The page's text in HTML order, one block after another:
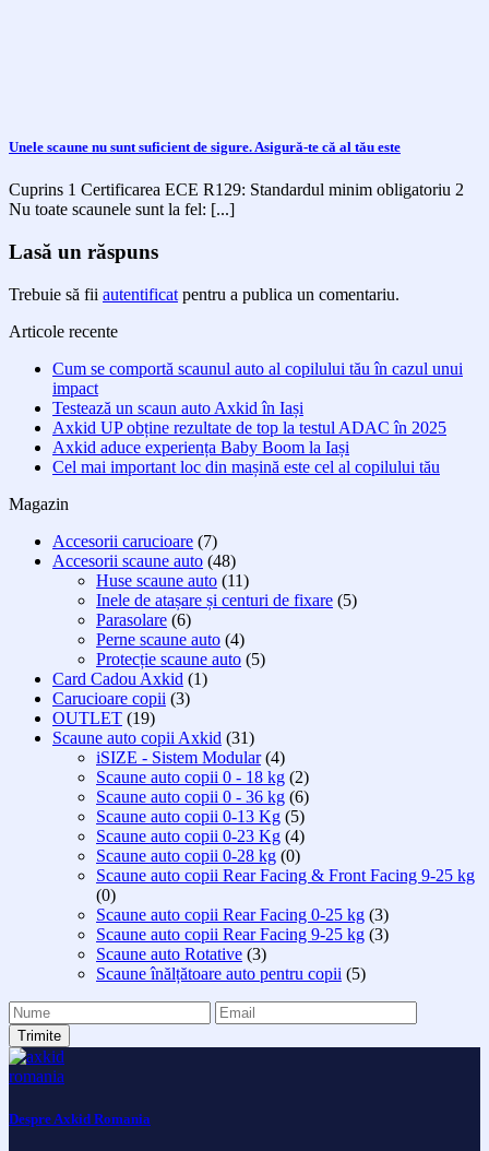
Unele scaune nu sunt suficient de sigure. Asigură-te că al tău este
Cuprins 1 Certificarea ECE R129: Standardul minim obligatoriu 2
Nu toate scaunele sunt la fel: [...]
Lasă un răspuns
Trebuie să fii autentificat pentru a publica un comentariu.
Articole recente
Cum se comportă scaunul auto al copilului tău în cazul unui
impact
Testează un scaun auto Axkid în Iași
Axkid UP obține rezultate de top la testul ADAC în 2025
Axkid aduce experiența Baby Boom la Iași
Cel mai important loc din mașină este cel al copilului tău
Magazin
Accesorii carucioare (7)
Accesorii scaune auto (48)
Huse scaune auto (11)
Inele de atașare și centuri de fixare (5)
Parasolare (6)
Perne scaune auto (4)
Protecție scaune auto (5)
Card Cadou Axkid (1)
Carucioare copii (3)
OUTLET (19)
Scaune auto copii Axkid (31)
iSIZE - Sistem Modular (4)
Scaune auto copii 0 - 18 kg (2)
Scaune auto copii 0 - 36 kg (6)
Scaune auto copii 0-13 Kg (5)
Scaune auto copii 0-23 Kg (4)
Scaune auto copii 0-28 kg (0)
Scaune auto copii Rear Facing & Front Facing 9-25 kg
(0)
Scaune auto copii Rear Facing 0-25 kg (3)
Scaune auto copii Rear Facing 9-25 kg (3)
Scaune auto Rotative (3)
Scaune înălțătoare auto pentru copii (5)
Despre Axkid Romania